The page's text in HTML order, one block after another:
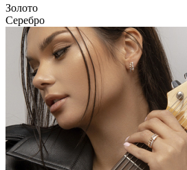
Золото
Серебро